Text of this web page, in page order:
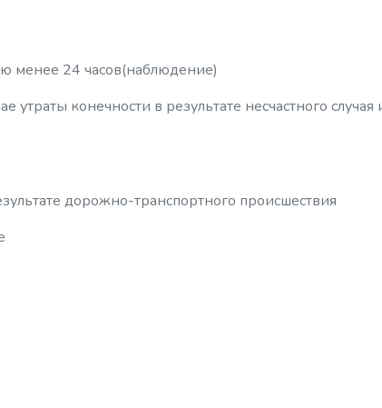
менее 24 часов(наблюдение)
утраты конечности в результате несчастного случая
дорожно-транспортного происшествия